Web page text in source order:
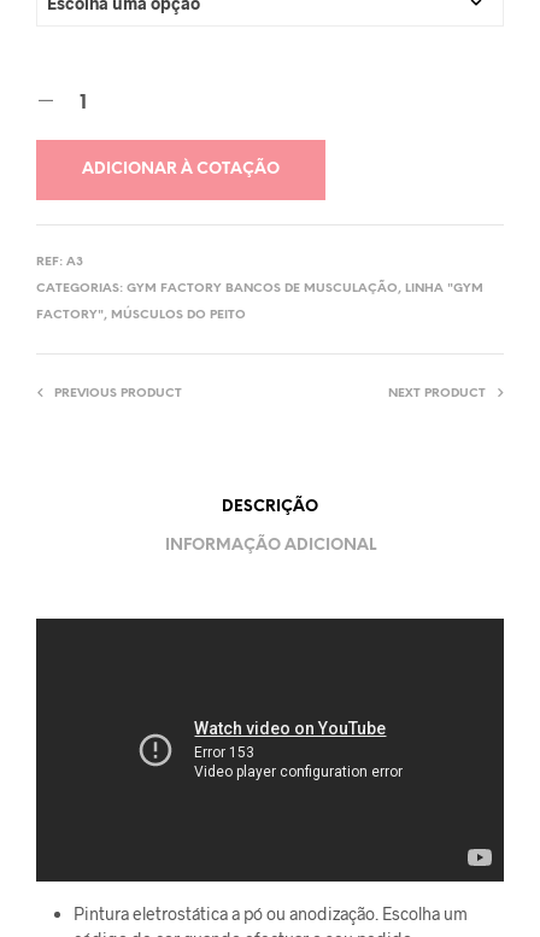
ADICIONAR À COTAÇÃO
REF: A3
CATEGORIAS: GYM FACTORY BANCOS DE MUSCULAÇÃO, LINHA "GYM
FACTORY", MÚSCULOS DO PEITO
PREVIOUS PRODUCT NEXT PRODUCT
DESCRIÇÃO
INFORMAÇÃO ADICIONAL
Pintura eletrostática a pó ou anodização. Escolha um